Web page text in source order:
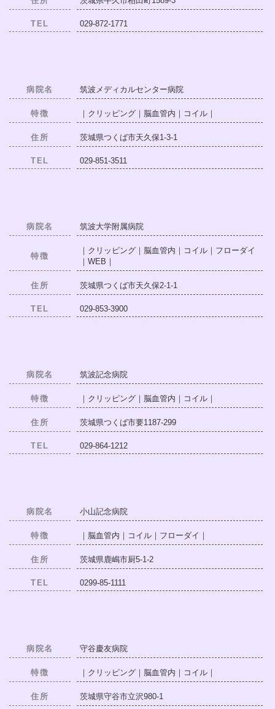
TEL 029-872-1771
病院名 筑波メディカルセンター病院
特徴 ｜クリッピング｜脳血管内｜コイル｜
住所 茨城県つくば市天久保1-3-1
TEL 029-851-3511
病院名 筑波大学附属病院
特徴
｜クリッピング｜脳血管内｜コイル｜フローダイ
｜WEB｜
住所 茨城県つくば市天久保2-1-1
TEL 029-853-3900
病院名 筑波記念病院
特徴 ｜クリッピング｜脳血管内｜コイル｜
住所 茨城県つくば市要1187-299
TEL 029-864-1212
病院名 小山記念病院
特徴 ｜脳血管内｜コイル｜フローダイ｜
住所 茨城県鹿嶋市厨5-1-2
TEL 0299-85-1111
病院名 守谷慶友病院
特徴 ｜クリッピング｜脳血管内｜コイル｜
住所 茨城県守谷市立沢980-1